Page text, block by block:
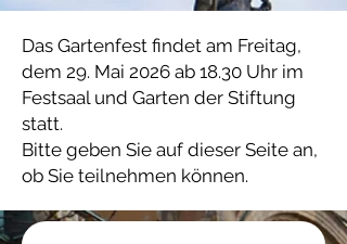
Das Gartenfest findet am Freitag,
dem 29. Mai 2026 ab 18.30 Uhr im
Festsaal und Garten der Stiftung
statt.
Bitte geben Sie auf dieser Seite an,
ob Sie teilnehmen können.